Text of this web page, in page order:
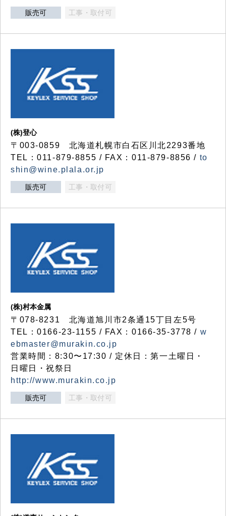
販売可 工事・取付可
(株)登心
〒003-0859 北海道札幌市白石区川北2293番地
TEL：011-879-8855 / FAX：011-879-8856 / to
shin@wine.plala.or.jp
販売可 工事・取付可
(株)村本金属
〒078-8231 北海道旭川市2条通15丁目左5号
TEL：0166-23-1155 / FAX：0166-35-3778 / w
ebmaster@murakin.co.jp
営業時間：8:30〜17:30 / 定休日：第一土曜日・
日曜日・祝祭日
http://www.murakin.co.jp
販売可 工事・取付可